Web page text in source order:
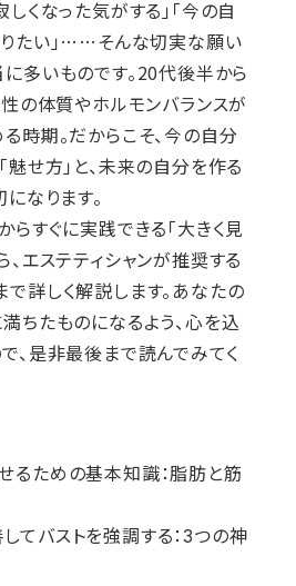
くなった気がする」「今の自
たい」……そんな切実な願い
多いものです。20代後半から
の体質やホルモンバランスが
時期。だからこそ、今の自分
魅せ方」と、未来の自分を作る
なります。
らすぐに実践できる「大きく見
、エステティシャンが推奨する
詳しく解説します。あなたの
ちたものになるよう、心を込
、是非最後まで読んでみてく
るための基本知識：脂肪と筋
てバストを強調する：3つの神